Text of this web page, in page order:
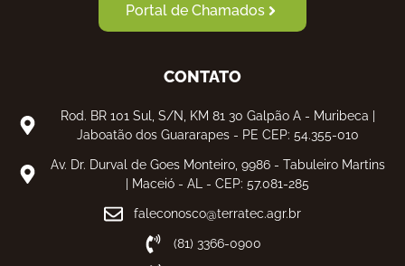
Portal de Chamados
CONTATO
Rod. BR 101 Sul, S/N, KM 81 30 Galpão A - Muribeca |
Jaboatão dos Guararapes - PE CEP: 54.355-010
Av. Dr. Durval de Goes Monteiro, 9986 - Tabuleiro Martins
| Maceió - AL - CEP: 57.081-285
faleconosco@terratec.agr.br
(81) 3366-0900